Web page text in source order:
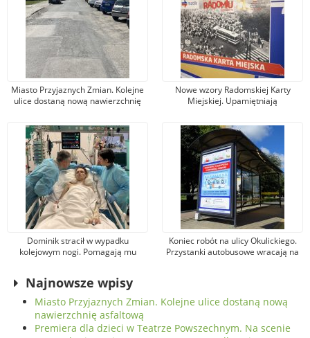
Miasto Przyjaznych Zmian. Kolejne
ulice dostaną nową nawierzchnię
Nowe wzory Radomskiej Karty
Miejskiej. Upamiętniają
protestu w czerwcu 1976 r.
Dominik stracił w wypadku
kolejowym nogi. Pomagają mu
Koniec robót na ulicy Okulickiego.
Przystanki autobusowe wracają na
Najnowsze wpisy
Miasto Przyjaznych Zmian. Kolejne ulice dostaną nową
nawierzchnię asfaltową
Premiera dla dzieci w Teatrze Powszechnym. Na scenie